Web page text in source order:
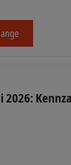
2026: